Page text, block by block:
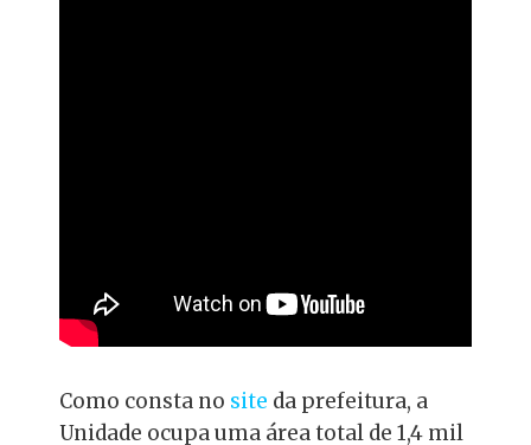
Como consta no site da prefeitura, a
Unidade ocupa uma área total de 1,4 mil